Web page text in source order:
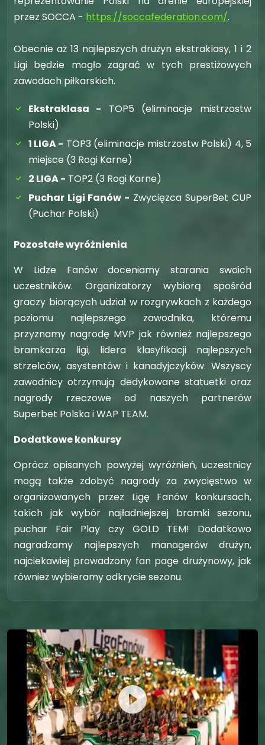
przez SOCCA - https://soccafederation.com/.
Obecnie aż 13 najlepszych drużyn ekstraklasy, 1 i 2
Ligi będzie mogło zagrać w tych prestiżowych
zawodach piłkarskich.
Ekstraklasa - TOP5 (eliminacje mistrzostw
Polski)
1 LIGA - TOP3 (eliminacje mistrzostw Polski) 4, 5
miejsce (3 Rogi Karne)
2 LIGA - TOP2 (3 Rogi Karne)
Puchar Ligi Fanów - Zwycięzca SuperBet CUP
(Puchar Polski)
Pozostałe wyróżnienia
W Lidze Fanów doceniamy starania swoich
uczestników. Organizatorzy wybiorą spośród
graczy biorących udział w rozgrywkach z każdego
poziomu najlepszego zawodnika, któremu
przyznamy nagrodę MVP jak również najlepszego
bramkarza ligi, lidera klasyfikacji najlepszych
strzelców, asystentów i kanadyjczyków. Wszyscy
zawodnicy otrzymują dedykowane statuetki oraz
nagrody rzeczowe od naszych partnerów
Superbet Polska i WAP TEAM.
Dodatkowe konkursy
Oprócz opisanych powyżej wyróżnień, uczestnicy
mogą także zdobyć nagrody za zwycięstwo w
organizowanych przez Ligę Fanów konkursach,
takich jak wybór najładniejszej bramki sezonu,
puchar Fair Play czy GOLD TEM! Dodatkowo
nagradzamy najlepszych managerów drużyn,
najciekawiej prowadzony fan page drużynowy, jak
również wybieramy odkrycie sezonu.